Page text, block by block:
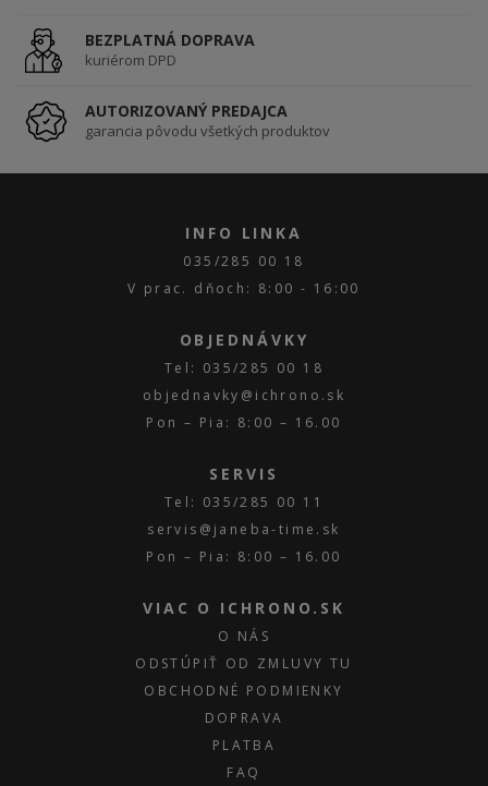
BEZPLATNÁ DOPRAVA
kuriérom DPD
AUTORIZOVANÝ PREDAJCA
garancia pôvodu všetkých produktov
INFO LINKA
035/285 00 18
V prac. dňoch: 8:00 - 16:00
OBJEDNÁVKY
Tel: 035/285 00 18
objednavky@ichrono.sk
Pon – Pia: 8:00 – 16.00
SERVIS
Tel: 035/285 00 11
servis@janeba-time.sk
Pon – Pia: 8:00 – 16.00
VIAC O ICHRONO.SK
O NÁS
ODSTÚPIŤ OD ZMLUVY TU
OBCHODNÉ PODMIENKY
DOPRAVA
PLATBA
FAQ